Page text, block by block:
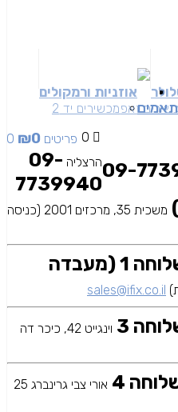
אוזניות ורמקולים
זאפמכשירים יד 2
0 0 פריטים ₪0
הרצליה 09-
7739940
משכית 35, מרכזים 2001 (כניסה
09-7739940 שלוחה 1 (מעבדה
sales@ifix.co.il
וינגייט 42, כיכר דה
אורי צבי גרינברג 25